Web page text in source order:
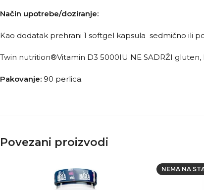
Način upotrebe/doziranje:
Kao dodatak prehrani 1 softgel kapsula sedmično ili
Twin nutrition®Vitamin D3 5000IU NE SADRŽI gluten,
Pakovanje: 90 perlica.
Povezani proizvodi
NEMA NA